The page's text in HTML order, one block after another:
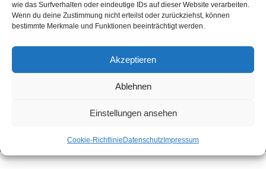
wie das Surfverhalten oder eindeutige IDs auf dieser Website verarbeiten.
Wenn du deine Zustimmung nicht erteilst oder zurückziehst, können
bestimmte Merkmale und Funktionen beeinträchtigt werden.
Akzeptieren
Ablehnen
Einstellungen ansehen
Cookie-Richtlinie Datenschutz Impressum